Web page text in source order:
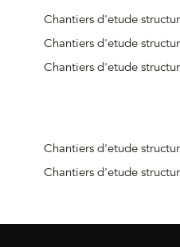
Chantiers d'etude
Chantiers d'etude
Chantiers d'etude
Chantiers d'etude
Chantiers d'etude